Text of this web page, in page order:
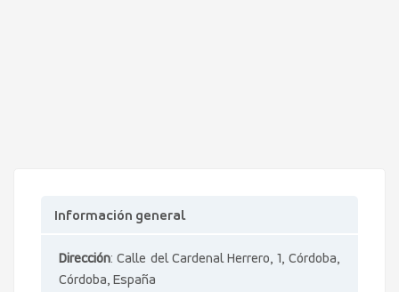
Información general
Dirección: Calle del Cardenal Herrero, 1, Córdoba,
Córdoba, España